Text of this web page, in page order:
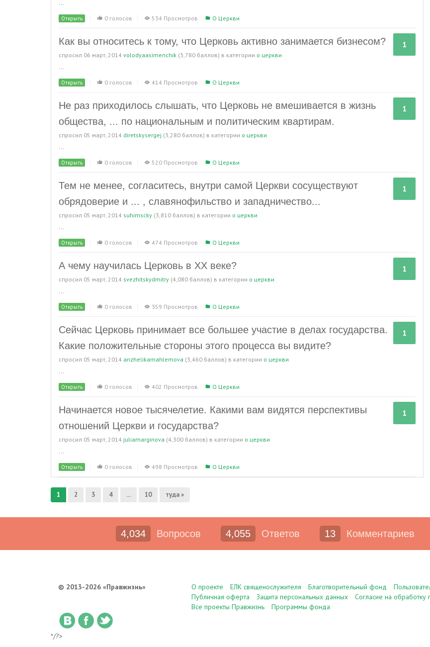
...
Открыть 0 голосов 534 Просмотров О Церкви
1
Как вы относитесь к тому, что Церковь активно занимается бизнесом?
спросил 06 март, 2014 volodyaasimenchik (3,780 баллов) в категории о церкви
...
Открыть 0 голосов 414 Просмотров О Церкви
1
Не раз приходилось слышать, что Церковь не вмешивается в жизнь
общества, ... по национальным и политическим квартирам.
спросил 05 март, 2014 diretskysergej (3,280 баллов) в категории о церкви
...
Открыть 0 голосов 520 Просмотров О Церкви
1
Тем не менее, согласитесь, внутри самой Церкви сосуществуют
обрядоверие и ... , славянофильство и западничество...
спросил 05 март, 2014 suhimscky (3,810 баллов) в категории о церкви
...
Открыть 0 голосов 474 Просмотров О Церкви
1
А чему научилась Церковь в ХХ веке?
спросил 05 март, 2014 svezhitskydmitry (4,080 баллов) в категории о церкви
...
Открыть 0 голосов 359 Просмотров О Церкви
1
Сейчас Церковь принимает все большее участие в делах государства.
Какие положительные стороны этого процесса вы видите?
спросил 05 март, 2014 anzhelikamahlemova (3,460 баллов) в категории о церкви
...
Открыть 0 голосов 402 Просмотров О Церкви
1
Начинается новое тысячелетие. Какими вам видятся перспективы
отношений Церкви и государства?
спросил 05 март, 2014 juliamarginova (4,300 баллов) в категории о церкви
...
Открыть 0 голосов 498 Просмотров О Церкви
1 2 3 4 ... 10 туда »
4,034 Вопросов 4,055 Ответов 13 Комментариев
© 2013-2026 «Правжизнь» О проекте ЕЛК священослужителя Благотворительный фонд
Публичная оферта
Защита персональных данных Согласие на
Все проекты Правжизнь
Программы фонда
*/?>